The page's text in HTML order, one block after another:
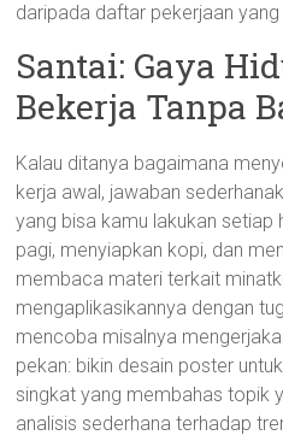
daripada daftar pekerjaan
Santai: Gaya
Bekerja Tanpa
Kalau ditanya bagaimana
kerja awal, jawaban
yang bisa kamu lakukan setiap
pagi, menyiapkan kopi, dan
membaca materi terkait
mengaplikasikannya dengan
mencoba misalnya
pekan: bikin desain poster
singkat yang membahas topik
analisis sederhana terhadap